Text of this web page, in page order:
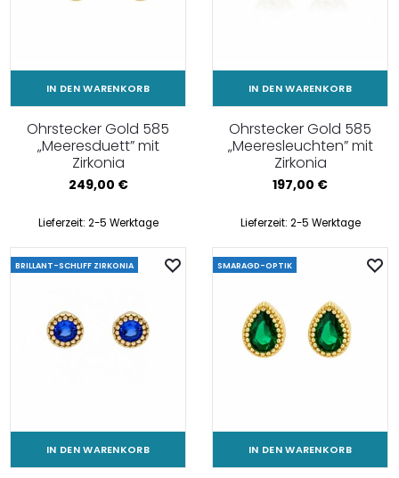
IN DEN WARENKORB
Ohrstecker Gold 585
„Meeresduett” mit
Zirkonia
249,00 €
Lieferzeit: 2-5 Werktage
IN DEN WARENKORB
Ohrstecker Gold 585
„Meeresleuchten” mit
Zirkonia
197,00 €
Lieferzeit: 2-5 Werktage
BRILLANT-SCHLIFF ZIRKONIA
IN DEN WARENKORB
SMARAGD-OPTIK
IN DEN WARENKORB